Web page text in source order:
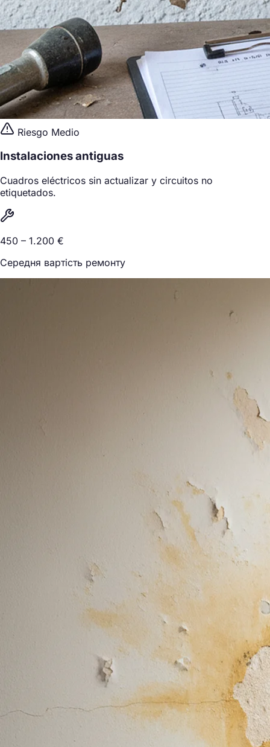
Riesgo Medio
Instalaciones antiguas
Cuadros eléctricos sin actualizar y circuitos no
etiquetados.
450 – 1.200 €
Середня вартість ремонту